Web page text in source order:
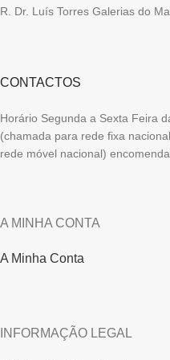
R. Dr. Luís Torres Galerias do
CONTACTOS
Horário Segunda a Sexta Feira
(chamada para rede fixa
rede móvel nacional)
A MINHA CONTA
A Minha Conta
INFORMAÇÃO LEGAL